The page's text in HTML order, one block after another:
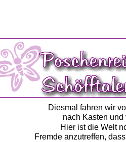
Diesmal fahren wir
nach Kasten
Hier ist die Welt
Fremde anzutreffen,